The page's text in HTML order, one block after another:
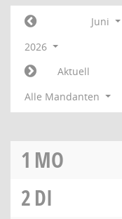
Juni
2026
Aktuell
Alle Mandanten
1 MO
2DI